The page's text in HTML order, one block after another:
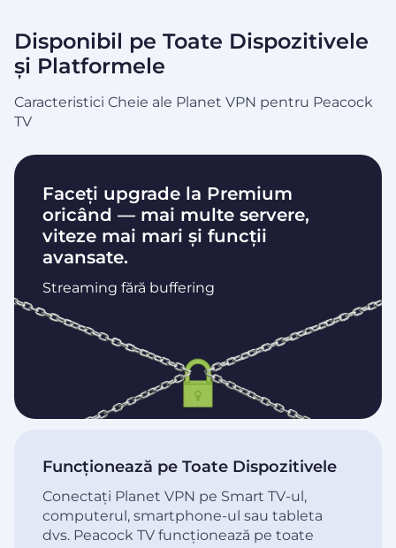
Disponibil pe Toate Dispozitivele
și Platformele
Caracteristici Cheie ale Planet VPN pentru Peacock
TV
Faceți upgrade la Premium
oricând — mai multe servere,
viteze mai mari și funcții
avansate.
Streaming fără buffering
Funcționează pe Toate Dispozitivele
Conectați Planet VPN pe Smart TV-ul,
computerul, smartphone-ul sau tableta
dvs. Peacock TV funcționează pe toate